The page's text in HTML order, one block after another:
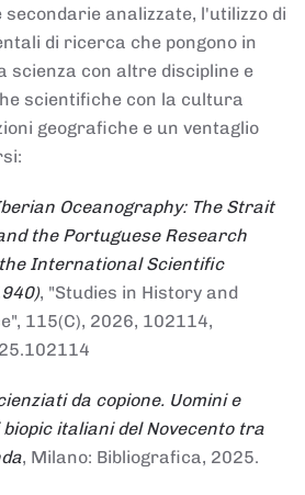
analizzate, l'utilizzo di
di ricerca che pongono in
scienza con altre discipline e
scientifiche con la cultura
geografiche e un ventaglio
Oceanography: The Strait
the Portuguese Research
International Scientific
, "Studies in History and
115(C), 2026, 102114,
da copione. Uomini e
italiani del Novecento tra
, Milano: Bibliografica, 2025.